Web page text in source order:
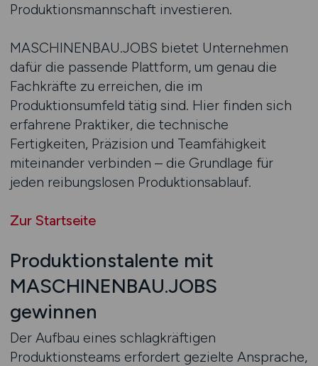
Produktionsmannschaft investieren.
MASCHINENBAU.JOBS bietet Unternehmen
dafür die passende Plattform, um genau die
Fachkräfte zu erreichen, die im
Produktionsumfeld tätig sind. Hier finden sich
erfahrene Praktiker, die technische
Fertigkeiten, Präzision und Teamfähigkeit
miteinander verbinden – die Grundlage für
jeden reibungslosen Produktionsablauf.
Zur Startseite
Produktionstalente mit
MASCHINENBAU.JOBS
gewinnen
Der Aufbau eines schlagkräftigen
Produktionsteams erfordert gezielte Ansprache,